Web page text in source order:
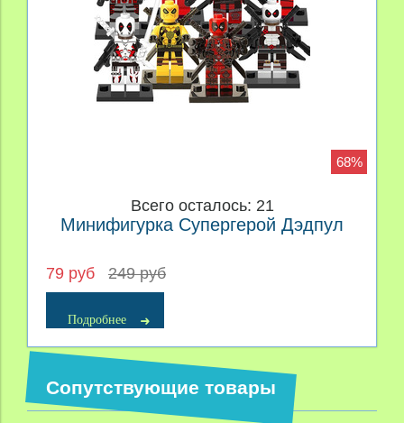
68%
Всего осталось: 21
Минифигурка Супергерой Дэдпул
79 руб 249 руб
Подробнее
Сопутствующие товары